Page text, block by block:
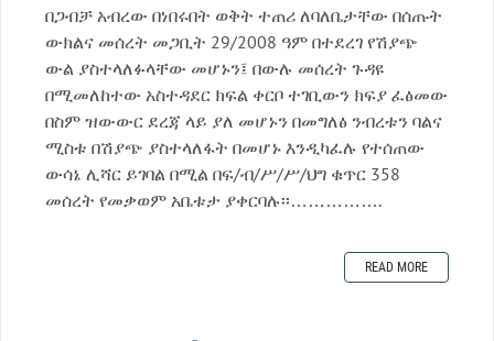
በጋብቻ አብረው በነበሩበት ወቅት ተጠሪ ለባለቤታቸው በሰጡት
ውክልና መሰረት መጋቢት 29/2008 ዓም በተደረገ የሽያጭ
ውል ያስተላለፉላቸው መሆኑን፤ በውሉ መሰረት ጉዳዩ
በሚመለከተው አስተዳደር ክፍል ቀርቦ ተገቢውን ክፍያ ፈፅመው
በስም ዝውውር ደረጃ ላይ ያለ መሆኑን በመግለፅ ንብረቱን ባልና
ሚስቱ በሽያጭ ያስተላለፋት በመሆኑ እንዲካፈሉ የተሰጠው
ውሳኔ ሊሻር ይገባል በሚል በፍ/ብ/ሥ/ሥ/ህግ ቁጥር 358
መሰረት የመቃወም አቤቱታ ያቀርባሉ፡፡…………….
READ MORE